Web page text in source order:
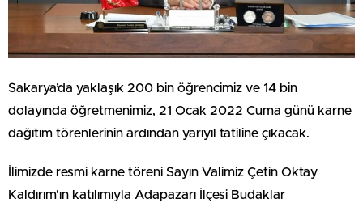
Sakarya’da yaklaşık 200 bin öğrencimiz ve 14 bin
dolayında öğretmenimiz, 21 Ocak 2022 Cuma günü karne
dağıtım törenlerinin ardından yarıyıl tatiline çıkacak.
İlimizde resmi karne töreni Sayın Valimiz Çetin Oktay
Kaldırım’ın katılımıyla Adapazarı İlçesi Budaklar